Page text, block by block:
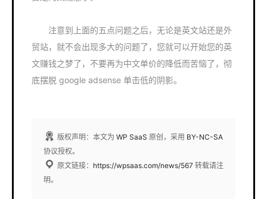
注意到上面的五点问题之后，无论是英文站还是外
贸站，就不会出现多大的问题了，您就可以开始您的英
文赚钱之梦了，不要再为中文单价的降低而苦恼了，彻
底摆脱 google adsense 单击低的阴影。
版权声明：本文为 WP SaaS 原创，采用 BY-NC-SA
协议授权。
原文链接： https://wpsaas.com/news/567 转载请注
明。